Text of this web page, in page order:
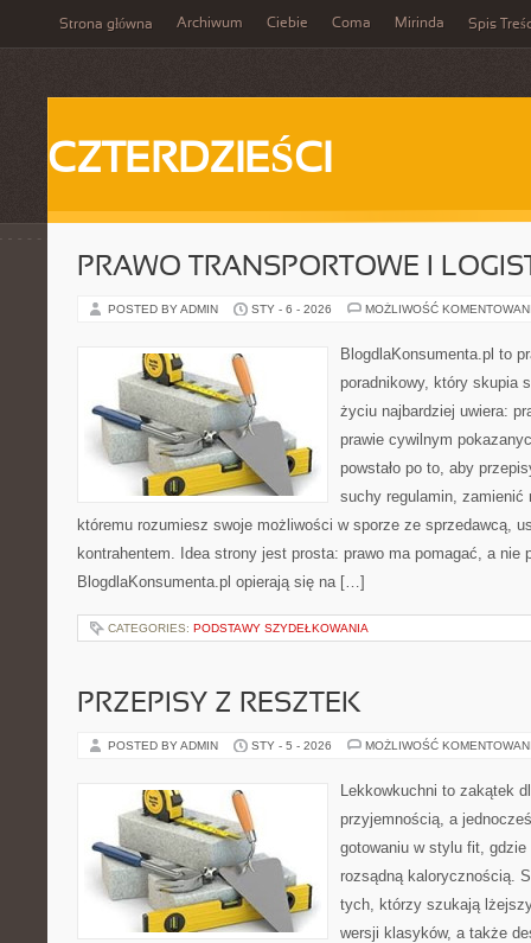
Strona główna Archiwum Ciebie Coma Mirinda Spis
CZTERDZIEŚCI
PRAWO TRANSPORTOWE I
POSTED BY ADMIN STY - 6 - 2026 MOŻLIWOŚĆ
BlogdlaKonsumenta.pl to
poradnikowy, który skupia
życiu najbardziej uwiera:
prawie cywilnym
powstało po to, aby
suchy regulamin,
któremu rozumiesz swoje możliwości w sporze ze sprzedawcą,
kontrahentem. Idea strony jest prosta: prawo ma pomagać, a nie
BlogdlaKonsumenta.pl opierają się na […]
CATEGORIES: PODSTAWY SZYDEŁKOWANIA
PRZEPISY Z RESZTEK
POSTED BY ADMIN STY - 5 - 2026 MOŻLIWOŚĆ
Lekkowkuchni to zakątek
przyjemnością, a
gotowaniu w stylu fit, gdzie
rozsądną kalorycznością.
tych, którzy szukają
wersji klasyków, a także